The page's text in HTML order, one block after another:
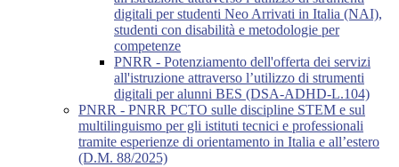
digitali per studenti Neo Arrivati in Italia (NAI),
studenti con disabilità e metodologie per
competenze
PNRR - Potenziamento dell'offerta dei servizi
all'istruzione attraverso l’utilizzo di strumenti
digitali per alunni BES (DSA-ADHD-L.104)
PNRR - PNRR PCTO sulle discipline STEM e sul
multilinguismo per gli istituti tecnici e professionali
tramite esperienze di orientamento in Italia e all’estero
(D.M. 88/2025)